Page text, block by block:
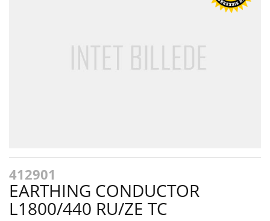
412901
EARTHING CONDUCTOR
L1800/440 RU/ZE TC